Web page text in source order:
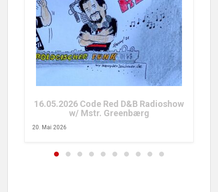
25.04.2026 Code Red FM Radioshow
w/ Tobs Turvy